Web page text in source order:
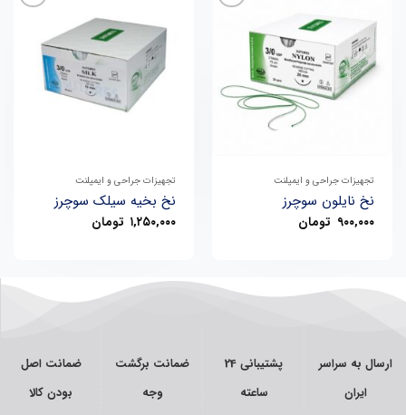
ها
تجهیزات جراحی و ایمپلنت
نخ نایلون سوچرز
۹۰۰,۰۰۰ تومان
علاقه
مندی
تجهیزات جراحی و ایمپلنت
نخ بخیه سیلک سوچرز
۱,۲۵۰,۰۰۰ تومان
به سراسر
ایران
پشتیبانی 24
ساعته
ضمانت برگشت
ضمانت اصل
بودن کالا